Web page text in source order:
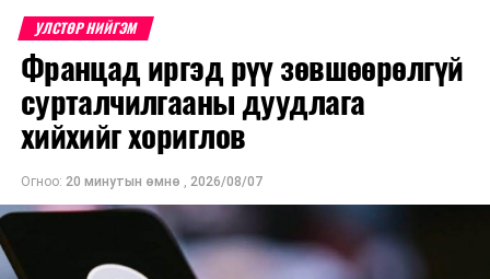
2026 оны 8 дугаар сарын 10–23-ны өдрүүдэд
E-Mongolia системээр бүртгэнэ.
Нэгдүгээр ангийн элсэлт
2026 оны 8 дугаар сарын 17–28-ны өдрүүдэд
E-Mongolia системээр бүртгэнэ.
сургуулиуд дээр ажиллахгүй.
Их, дээд сургуулийн хичээл
УЛСТӨР НИЙГЭМ
Францад иргэд рүү зөвшөөрөлгүй
сурталчилгааны дуудлага
хийхийг хориглов
Огноо: 20 минутын өмнө , 2026/08/07